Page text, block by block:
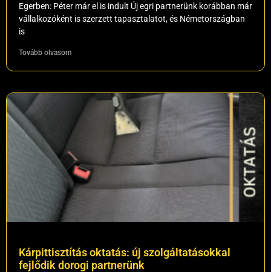
Egerben: Péter már el is indult Új egri partnerünk korábban már
vállalkozóként is szerzett tapasztalatot, és Németországban
is
Tovább olvasom
Kárpittisztítás oktatás: új szolgáltatásokkal
fejlődik dorogi partnerünk